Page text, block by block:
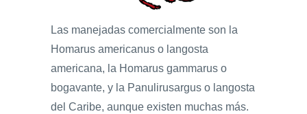
Las manejadas comercialmente son la
Homarus americanus o langosta
americana, la Homarus gammarus o
bogavante, y la Panulirusargus o langosta
del Caribe, aunque existen muchas más.